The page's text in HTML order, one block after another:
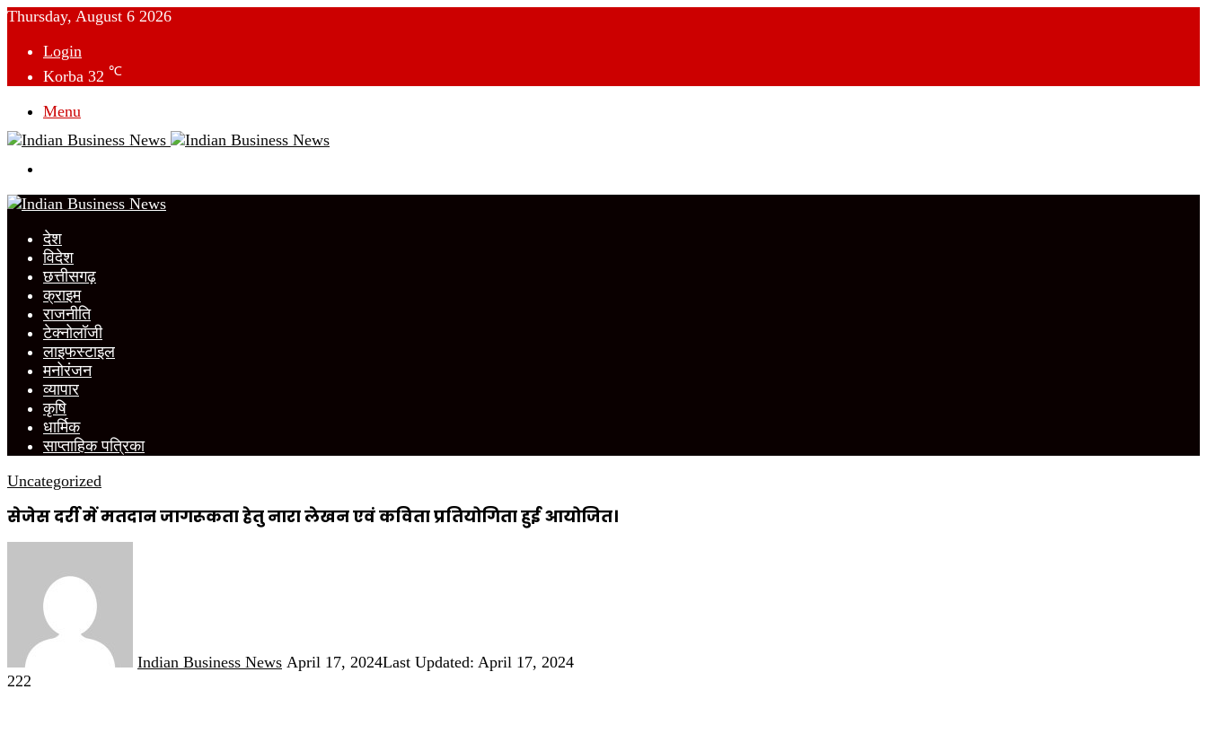
Thursday, August 6 2026
Login
Korba 32 ℃
Menu
देश
विदेश
छत्तीसगढ़
क्राइम
राजनीति
टेक्नोलॉजी
लाइफस्टाइल
मनोरंजन
व्यापार
कृषि
धार्मिक
साप्ताहिक पत्रिका
Uncategorized
सेजेस दर्री में मतदान जागरूकता हेतु नारा लेखन एवं कविता प्रतियोगिता हुई आयोजित।
Indian Business News April 17, 2024Last Updated: April 17, 2024
222